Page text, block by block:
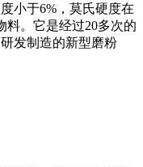
小于6%，莫氏硬度在
料。它是经过20多次的
发制造的新型磨粉